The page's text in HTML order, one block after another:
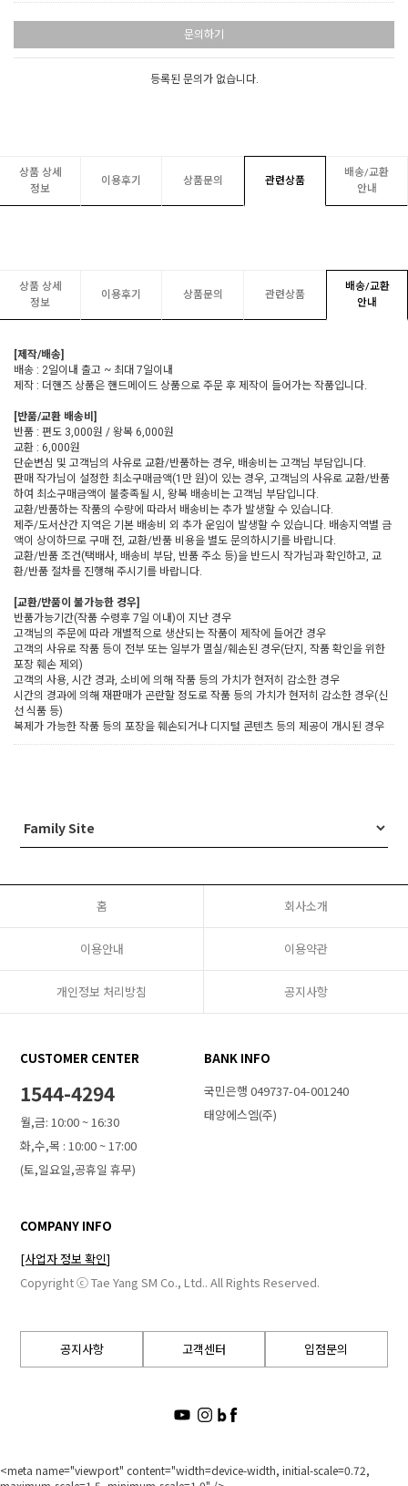
문의하기
등록된 문의가 없습니다.
상품 상세
정보
이용후기 상품문의 관련상품
배송/교환
안내
상품 상세
정보
이용후기 상품문의 관련상품
배송/교환
안내
[제작/배송]
배송 : 2일이내 출고 ~ 최대 7일이내
제작 : 더핸즈 상품은 핸드메이드 상품으로 주문 후 제작이 들어가는 작품입니다.
[반품/교환 배송비]
반품 : 편도 3,000원 / 왕복 6,000원
교환 : 6,000원
단순변심 및 고객님의 사유로 교환/반품하는 경우, 배송비는 고객님 부담입니다.
판매 작가님이 설정한 최소구매금액(1만 원)이 있는 경우, 고객님의 사유로 교환/반품
하여 최소구매금액이 불충족될 시, 왕복 배송비는 고객님 부담입니다.
교환/반품하는 작품의 수량에 따라서 배송비는 추가 발생할 수 있습니다.
제주/도서산간 지역은 기본 배송비 외 추가 운임이 발생할 수 있습니다. 배송지역별 금
액이 상이하므로 구매 전, 교환/반품 비용을 별도 문의하시기를 바랍니다.
교환/반품 조건(택배사, 배송비 부담, 반품 주소 등)을 반드시 작가님과 확인하고, 교
환/반품 절차를 진행해 주시기를 바랍니다.
[교환/반품이 불가능한 경우]
반품가능기간(작품 수령후 7일 이내)이 지난 경우
고객님의 주문에 따라 개별적으로 생산되는 작품이 제작에 들어간 경우
고객의 사유로 작품 등이 전부 또는 일부가 멸실/훼손된 경우(단지, 작품 확인을 위한
포장 훼손 제외)
고객의 사용, 시간 경과, 소비에 의해 작품 등의 가치가 현저히 감소한 경우
시간의 경과에 의해 재판매가 곤란할 정도로 작품 등의 가치가 현저히 감소한 경우(신
선 식품 등)
복제가 가능한 작품 등의 포장을 훼손되거나 디지털 콘텐츠 등의 제공이 개시된 경우
홈 회사소개
이용안내 이용약관
개인정보 처리방침 공지사항
CUSTOMER CENTER
1544-4294
월,금: 10:00 ~ 16:30
화,수,목 : 10:00 ~ 17:00
(토,일요일,공휴일 휴무)
BANK INFO
국민은행 049737-04-001240
태양에스엠(주)
COMPANY INFO
[사업자 정보 확인]
Copyright ⓒ Tae Yang SM Co., Ltd.. All Rights Reserved.
공지사항 고객센터 입점문의
<meta name="viewport" content="width=device-width, initial-scale=0.72,